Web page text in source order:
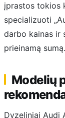
įprastos tokios
specializuoti
darbo kainas ir
prieinamą sumą.
Modelių
Dyzeliniai Audi